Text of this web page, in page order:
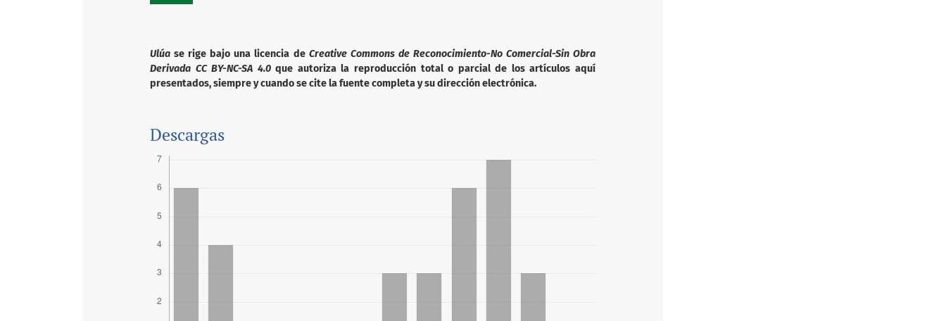
Ulúa se rige bajo una licencia de Creative Commons de Reconocimiento-No Comercial-Sin Obra
Derivada CC BY-NC-SA 4.0que autoriza la reproducción total o parcial de los artículos aquí
presentados, siempre y cuando se cite la fuente completa y su dirección electrónica.
Descargas